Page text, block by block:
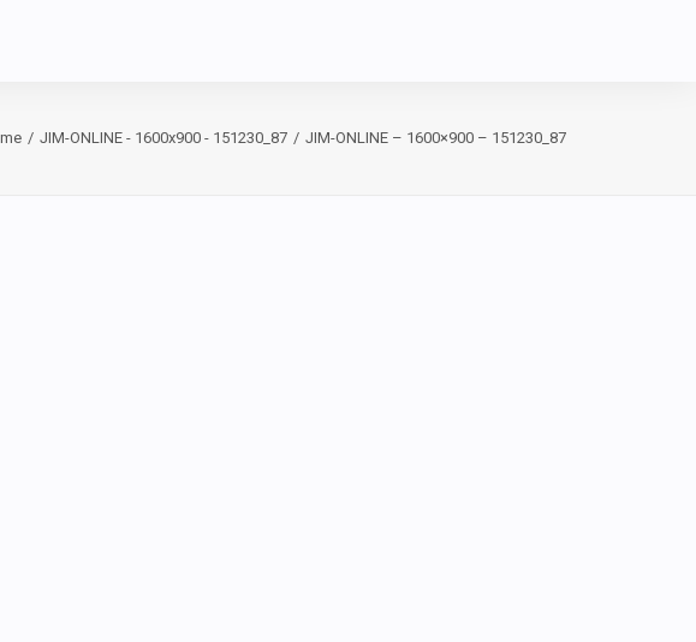
JIM-ONLINE - 1600x900 - 151230_87 JIM-ONLINE – 1600×900 – 151230_87